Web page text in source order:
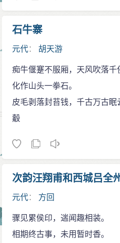
石牛寨
元代：胡天游
痴牛偃蹇不服厢，天风吹落千
化作山头一拳石。
皮毛剥落封苔钱，千古万古
觳
次韵汪翔甫和西城吕全
元代： 方回
骤见累侯印，遄闻趣相装。
相期终古事，未用暂时香。